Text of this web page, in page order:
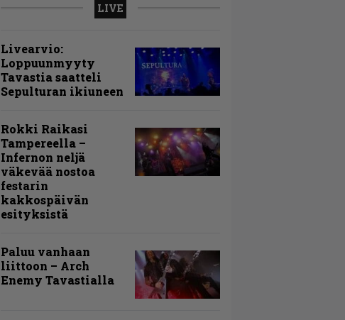
LIVE
Livearvio:
Loppuunmyyty
Tavastia saatteli
Sepulturan ikiuneen
Rokki Raikasi
Tampereella –
Infernon neljä
väkevää nostoa
festarin
kakkospäivän
esityksistä
Paluu vanhaan
liittoon – Arch
Enemy Tavastialla